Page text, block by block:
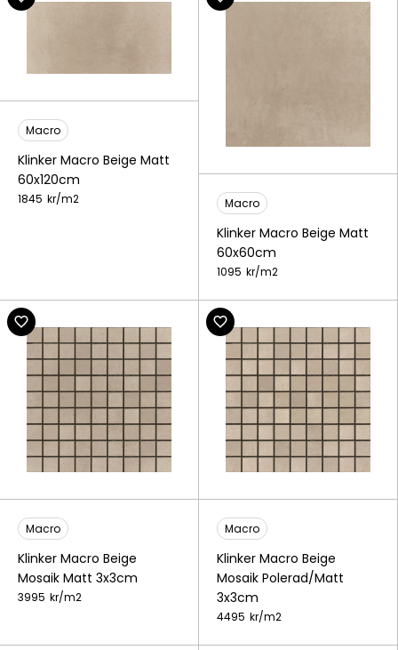
Macro
Klinker Macro Beige Matt
60x120cm
1845 kr/m2 Macro
Klinker Macro Beige Matt
60x60cm
1095 kr/m2
Macro
Klinker Macro Beige
Mosaik Matt 3x3cm
3995 kr/m2
Macro
Klinker Macro Beige
Mosaik Polerad/Matt
3x3cm
4495 kr/m2